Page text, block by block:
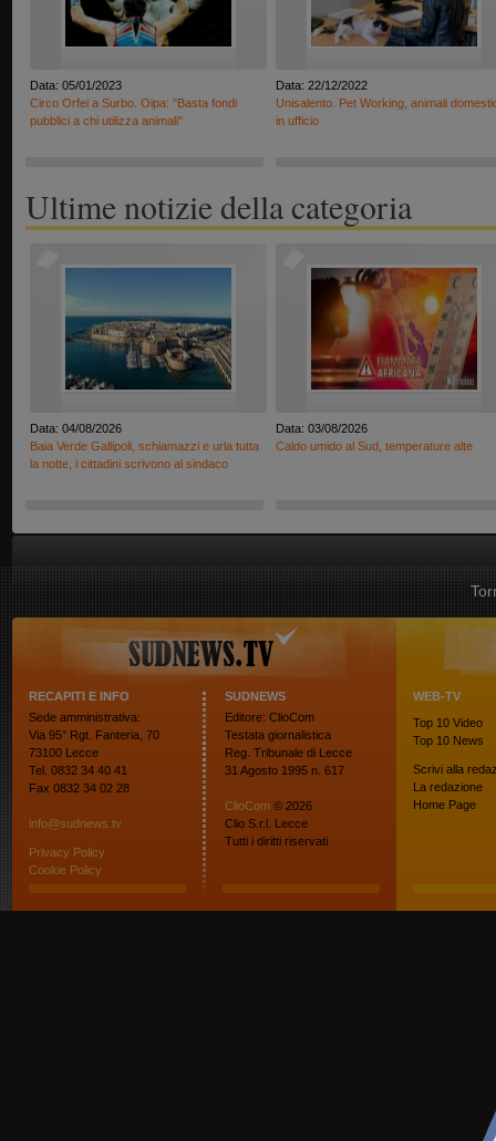
Data: 05/01/2023
Circo Orfei a Surbo. Oipa: "Basta fondi
pubblici a chi utilizza animali"
Data: 22/12/2022
Unisalento. Pet Working, animali
in ufficio
Ultime notizie della categoria
Data: 04/08/2026
Baia Verde Gallipoli, schiamazzi e urla tutta
la notte, i cittadini scrivono al sindaco
Data: 03/08/2026
Caldo umido al Sud, temperature alte
RECAPITI E INFO
Sede amministrativa:
Via 95° Rgt. Fanteria, 70
73100 Lecce
Tel. 0832 34 40 41
Fax 0832 34 02 28
info@sudnews.tv
Privacy Policy
Cookie Policy
SUDNEWS
Editore: ClioCom
Testata giornalistica
Reg. Tribunale di Lecce
31 Agosto 1995 n. 617
ClioCom © 2026
Clio S.r.l. Lecce
Tutti i diritti riservati
WEB-TV
Top 10 Video
Top 10 News
Scrivi alla
La redazione
Home Page